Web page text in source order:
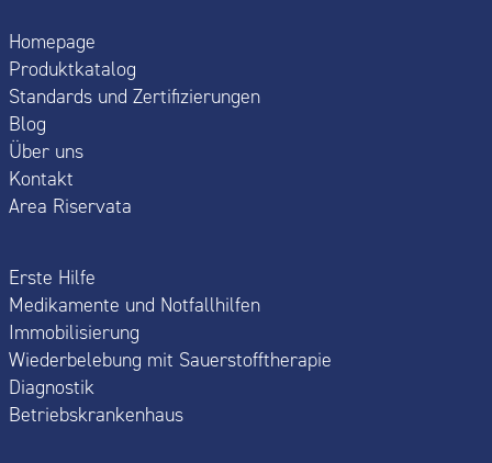
Homepage
Produktkatalog
Standards und Zertifizierungen
Blog
Über uns
Kontakt
Area Riservata
Erste Hilfe
Medikamente und Notfallhilfen
Immobilisierung
Wiederbelebung mit Sauerstofftherapie
Diagnostik
Betriebskrankenhaus